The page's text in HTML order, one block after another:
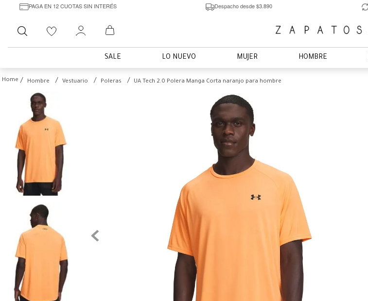
PAGA EN 12 CUOTAS SIN INTERÉS Despacho desde $3.890
Buscar
SALE LO NUEVO MUJER HOMBRE
Hombre Vestuario Poleras UA Tech 2.0 Polera Manga Corta naranjo para hombre